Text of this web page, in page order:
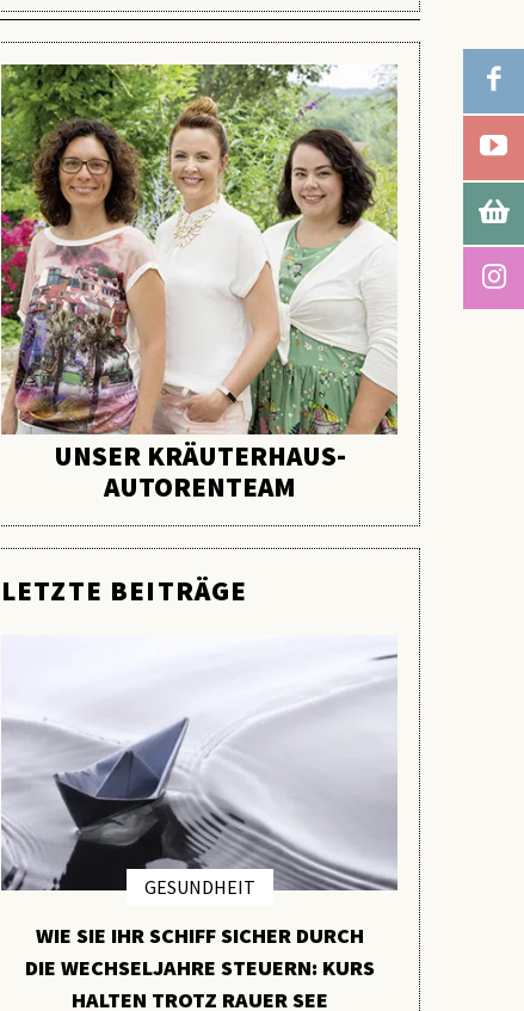
UNSER KRÄUTERHAUS-
AUTORENTEAM
LETZTE BEITRÄGE
GESUNDHEIT
WIE SIE IHR SCHIFF SICHER DURCH
DIE WECHSELJAHRE STEUERN: KURS
HALTEN TROTZ RAUER SEE